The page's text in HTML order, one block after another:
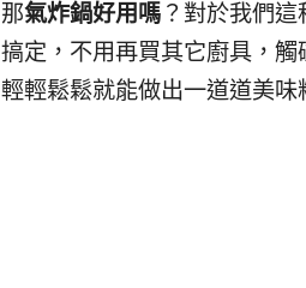
那氣炸鍋好用嗎 ？對於我們
搞定，不用再買其它廚具，
輕輕鬆鬆就能做出一道道美味